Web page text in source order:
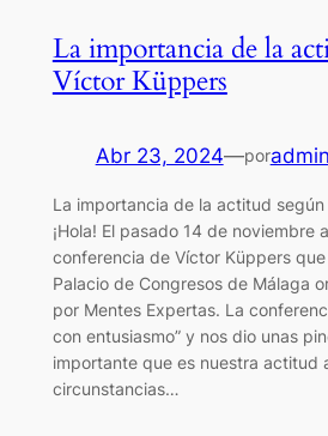
La importancia de la
Víctor Küppers
Abr 23, 2024—poradmin
La importancia de la actitud
¡Hola! El pasado 14 de noviembre
conferencia de Víctor Küppers
Palacio de Congresos de Málaga
por Mentes Expertas. La
con entusiasmo” y nos dio unas
importante que es nuestra actitud
circunstancias…